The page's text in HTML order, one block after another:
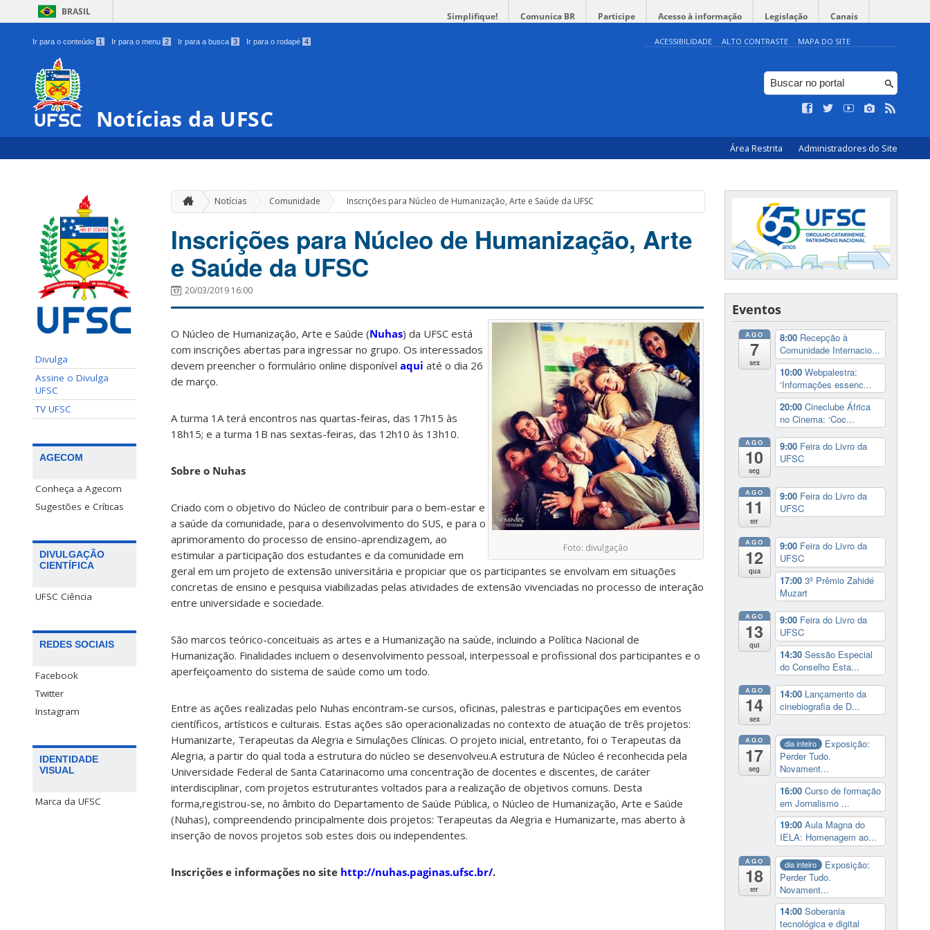
BRASIL Simplifique! Comunica BR Participe Acesso à informação Legislação Canais
Ir para o conteúdo 1 Ir para o menu 2 Ir para a busca 3 Ir para o rodapé 4 ACESSIBILIDADE ALTO CONTRASTE MAPA DO SITE
Notícias da UFSC
Área Restrita Administradores do Site
Divulga
Assine o Divulga
UFSC
TV UFSC
AGECOM
Conheça a Agecom
Sugestões e Críticas
DIVULGAÇÃO
CIENTÍFICA
UFSC Ciência
REDES SOCIAIS
Facebook
Twitter
Instagram
IDENTIDADE
VISUAL
Marca da UFSC
Notícias Comunidade » Inscrições para Núcleo de Humanização, Arte e Saúde da UFSC
Inscrições para Núcleo de Humanização, Arte
e Saúde da UFSC
20/03/2019 16:00
Foto: divulgação
O Núcleo de Humanização, Arte e Saúde (Nuhas) da UFSC está
com inscrições abertas para ingressar no grupo. Os interessados
devem preencher o formulário online disponível aqui até o dia 26
de março.
A turma 1A terá encontros nas quartas-feiras, das 17h15 às
18h15; e a turma 1B nas sextas-feiras, das 12h10 às 13h10.
Sobre o Nuhas
Criado com o objetivo do Núcleo de contribuir para o bem-estar e
a saúde da comunidade, para o desenvolvimento do SUS, e para o
aprimoramento do processo de ensino-aprendizagem, ao
estimular a participação dos estudantes e da comunidade em
geral em um projeto de extensão universitária e propiciar que os participantes se envolvam em situações
concretas de ensino e pesquisa viabilizadas pelas atividades de extensão vivenciadas no processo de interação
entre universidade e sociedade.
São marcos teórico-conceituais as artes e a Humanização na saúde, incluindo a Política Nacional de
Humanização. Finalidades incluem o desenvolvimento pessoal, interpessoal e profissional dos participantes e o
aperfeiçoamento do sistema de saúde como um todo.
Entre as ações realizadas pelo Nuhas encontram-se cursos, oficinas, palestras e participações em eventos
científicos, artísticos e culturais. Estas ações são operacionalizadas no contexto de atuação de três projetos:
Humanizarte, Terapeutas da Alegria e Simulações Clínicas. O projeto inicial, entretanto, foi o Terapeutas da
Alegria, a partir do qual toda a estrutura do núcleo se desenvolveu.A estrutura de Núcleo é reconhecida pela
Universidade Federal de Santa Catarinacomo uma concentração de docentes e discentes, de caráter
interdisciplinar, com projetos estruturantes voltados para a realização de objetivos comuns. Desta
forma,registrou-se, no âmbito do Departamento de Saúde Pública, o Núcleo de Humanização, Arte e Saúde
(Nuhas), compreendendo principalmente dois projetos: Terapeutas da Alegria e Humanizarte, mas aberto à
inserção de novos projetos sob estes dois ou independentes.
Inscrições e informações no site http://nuhas.paginas.ufsc.br/.
Eventos
AGO
7
sex
8:00 Recepção à
Comunidade Internacio...
10:00 Webpalestra:
‘Informações essenc...
20:00 Cineclube África
no Cinema: ‘Coc...
AGO
10
seg
9:00 Feira do Livro da
UFSC
AGO
11
ter
9:00 Feira do Livro da
UFSC
AGO
12
qua
9:00 Feira do Livro da
UFSC
17:00 3º Prêmio Zahidé
Muzart
AGO
13
qui
9:00 Feira do Livro da
UFSC
14:30 Sessão Especial
do Conselho Esta...
AGO
14
sex
14:00 Lançamento da
cinebiografia de D...
AGO
17
seg
dia inteiro
Exposição:
Perder Tudo.
Novament...
16:00 Curso de formação
em Jornalismo ...
19:00 Aula Magna do
IELA: Homenagem ao...
AGO
18
ter
dia inteiro
Exposição:
Perder Tudo.
Novament...
14:00 Soberania
tecnológica e digital